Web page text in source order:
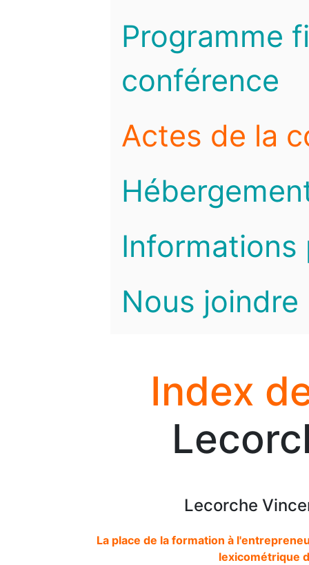
Programme
conférence
Actes de la
Informations
Nous joindre
Index
Lecorche
La place de la formation à
lexicométrique